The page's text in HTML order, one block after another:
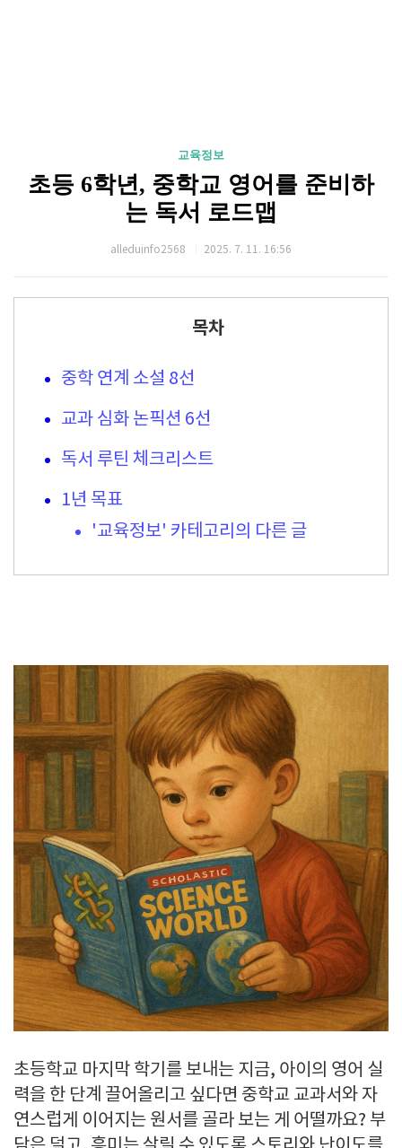
교육정보
초등 6학년, 중학교 영어를 준비하
는 독서 로드맵
alleduinfo2568 2025. 7. 11. 16:56
목차
중학 연계 소설 8선
교과 심화 논픽션 6선
독서 루틴 체크리스트
1년 목표
'교육정보' 카테고리의 다른 글
초등학교 마지막 학기를 보내는 지금, 아이의 영어 실
력을 한 단계 끌어올리고 싶다면 중학교 교과서와 자
연스럽게 이어지는 원서를 골라 보는 게 어떨까요? 부